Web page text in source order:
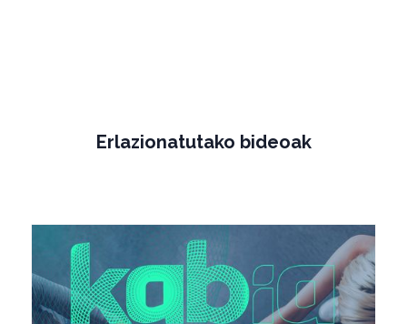
Erlazionatutako bideoak